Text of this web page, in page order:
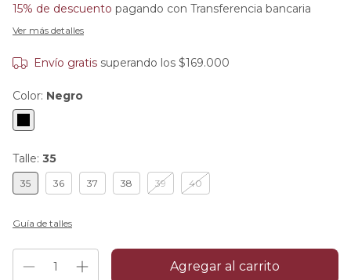
15% de descuento pagando con Transferencia bancaria
Ver más detalles
Envío gratis superando los $169.000
Color: Negro
Talle: 35
35 36 37 38 39 40
Guía de talles